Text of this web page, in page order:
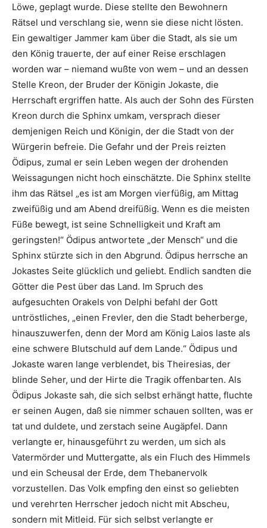
Löwe, geplagt wurde. Diese stellte den Bewohnern
Rätsel und verschlang sie, wenn sie diese nicht lösten.
Ein gewaltiger Jammer kam über die Stadt, als sie um
den König trauerte, der auf einer Reise erschlagen
worden war – niemand wußte von wem – und an dessen
Stelle Kreon, der Bruder der Königin Jokaste, die
Herrschaft ergriffen hatte. Als auch der Sohn des Fürsten
Kreon durch die Sphinx umkam, versprach dieser
demjenigen Reich und Königin, der die Stadt von der
Würgerin befreie. Die Gefahr und der Preis reizten
Ödipus, zumal er sein Leben wegen der drohenden
Weissagungen nicht hoch einschätzte. Die Sphinx stellte
ihm das Rätsel „es ist am Morgen vierfüßig, am Mittag
zweifüßig und am Abend dreifüßig. Wenn es die meisten
Füße bewegt, ist seine Schnelligkeit und Kraft am
geringsten!“ Ödipus antwortete „der Mensch“ und die
Sphinx stürzte sich in den Abgrund. Ödipus herrsche an
Jokastes Seite glücklich und geliebt. Endlich sandten die
Götter die Pest über das Land. Im Spruch des
aufgesuchten Orakels von Delphi befahl der Gott
untröstliches, „einen Frevler, den die Stadt beherberge,
hinauszuwerfen, denn der Mord am König Laios laste als
eine schwere Blutschuld auf dem Lande.“ Ödipus und
Jokaste waren lange verblendet, bis Theiresias, der
blinde Seher, und der Hirte die Tragik offenbarten. Als
Ödipus Jokaste sah, die sich selbst erhängt hatte, fluchte
er seinen Augen, daß sie nimmer schauen sollten, was er
tat und duldete, und zerstach seine Augäpfel. Dann
verlangte er, hinausgeführt zu werden, um sich als
Vatermörder und Muttergatte, als ein Fluch des Himmels
und ein Scheusal der Erde, dem Thebanervolk
vorzustellen. Das Volk empfing den einst so geliebten
und verehrten Herrscher jedoch nicht mit Abscheu,
sondern mit Mitleid. Für sich selbst verlangte er